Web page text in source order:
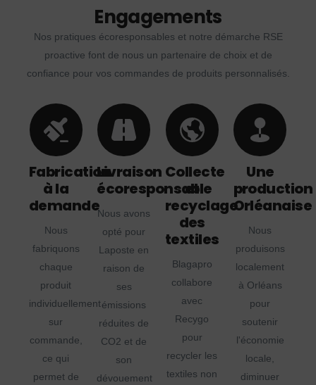
Engagements
Nos pratiques écoresponsables et notre démarche RSE
proactive font de nous un partenaire de choix et de
confiance pour vos commandes de produits personnalisés.
Fabrication
à la
demande
Nous
fabriquons
chaque
produit
individuellement
sur
commande,
ce qui
permet de
Livraison
écoresponsable
Nous avons
opté pour
Laposte en
raison de
ses
émissions
réduites de
CO2 et de
son
dévouement
Collecte
et
recyclage
des
textiles
Blagapro
collabore
avec
Recygo
pour
recycler les
textiles non
Une
production
Orléanaise
Nous
produisons
localement
à Orléans
pour
soutenir
l'économie
locale,
diminuer